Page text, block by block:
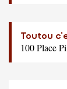
Toutou
100 Place